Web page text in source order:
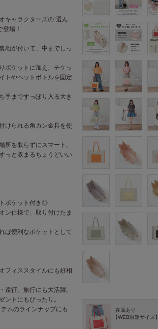
キャラクターズの“選ん
場！
地が付いて、中までしっ
ポケットに加え、チケッ
トやペットボトルを固定
手まですっぽり入る大き
けられる角カン金具を使
所を取らずにスマート。
っと収まるちょうどいい
ポケット付き◎
ン仕様で、取り付けたま
ば便利なポケットとして
フィススタイルにも好相
遠征、旅行にも大活躍。
ントにもぴったり。
ムのラインナップにも
在庫あり
【WEB限定サイズ】